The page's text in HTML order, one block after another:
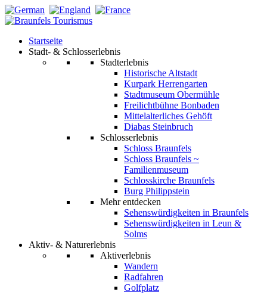
Startseite
Stadt- & Schlosserlebnis
Stadterlebnis
Historische Altstadt
Kurpark Herrengarten
Stadtmuseum Obermühle
Freilichtbühne Bonbaden
Mittelalterliches Gehöft
Diabas Steinbruch
Schlosserlebnis
Schloss Braunfels
Schloss Braunfels ~
Familienmuseum
Schlosskirche Braunfels
Burg Philippstein
Mehr entdecken
Sehenswürdigkeiten in Braunfels
Sehenswürdigkeiten in Leun &
Solms
Aktiv- & Naturerlebnis
Aktiverlebnis
Wandern
Radfahren
Golfplatz